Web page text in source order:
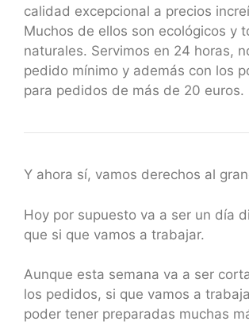
calidad excepcional a precios
Muchos de ellos son ecológicos y
naturales. Servimos en 24 horas,
pedido mínimo y además con los
para pedidos de más de 20 euros.
Y ahora sí, vamos derechos al
Hoy por supuesto va a ser un día
que si que vamos a trabajar.
Aunque esta semana va a ser
los pedidos, si que vamos a
poder tener preparadas muchas